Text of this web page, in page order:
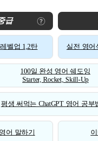
급
벨업 1,2탄 실전 영어
100일 완성 영어 쉐도잉
Starter, Rocket, Skill-Up
평생 써먹는 ChatGPT 영어 공부
어 말하기